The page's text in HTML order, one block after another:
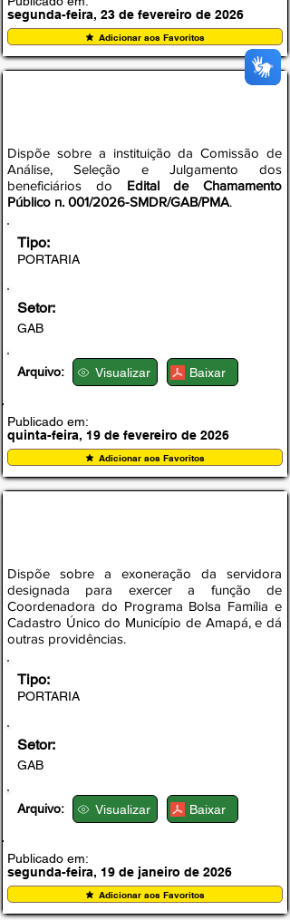
segunda-feira, 23 de fevereiro de 2026
Adicionar aos Favoritos
PORTARIA Nº 002, DE 19 DE FEVEREIRO DE
Dispõe sobre a instituição da Comissão de
Análise, Seleção e Julgamento dos
beneficiários do Edital de Chamamento
Público n. 001/2026-SMDR/GAB/PMA.
Tipo:
PORTARIA
Setor:
GAB
Arquivo: Visualizar Baixar
Publicado em:
quinta-feira, 19 de fevereiro de 2026
Adicionar aos Favoritos
Dispõe sobre a exoneração da servidora
designada para exercer a função de
Coordenadora do Programa Bolsa Família e
Cadastro Único do Município de Amapá, e dá
outras providências.
Tipo:
PORTARIA
Setor:
GAB
Arquivo: Visualizar Baixar
Publicado em:
segunda-feira, 19 de janeiro de 2026
Adicionar aos Favoritos